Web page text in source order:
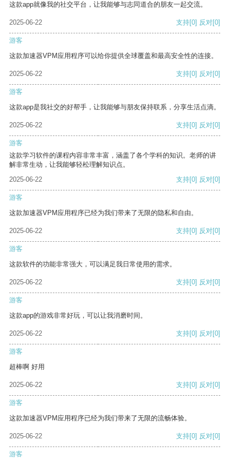
这款app就像我的社交平台，让我能够与志同道合的朋友一起交流。
2025-06-22 支持[0] 反对[0]
游客
这款加速器VPM应用程序可以给你提供全球覆盖和最高安全性的连接。
2025-06-22 支持[0] 反对[0]
游客
这款app是我社交的好帮手，让我能够与朋友保持联系，分享生活点滴。
2025-06-22 支持[0] 反对[0]
游客
这款学习软件的课程内容非常丰富，涵盖了各个学科的知识。老师的讲
解非常生动，让我能够轻松理解知识点。
2025-06-22
支持[0] 反对[0]
游客
这款加速器VPM应用程序已经为我们带来了无限的隐私和自由。
2025-06-22 支持[0] 反对[0]
游客
这款软件的功能非常强大，可以满足我日常使用的需求。
2025-06-22 支持[0] 反对[0]
游客
这款app的游戏非常好玩，可以让我消磨时间。
2025-06-22 支持[0] 反对[0]
游客
超棒啊 好用
2025-06-22 支持[0] 反对[0]
游客
这款加速器VPM应用程序已经为我们带来了无限的流畅体验。
2025-06-22 支持[0] 反对[0]
游客